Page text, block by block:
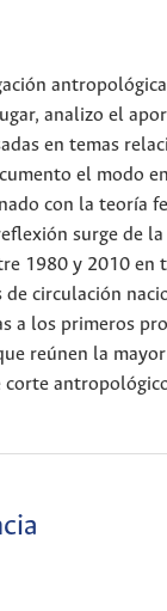
analizo el
en temas
el modo
con la teoría
surge de
1980 y 2010 en
circulación
a los primeros
reúnen la
corte